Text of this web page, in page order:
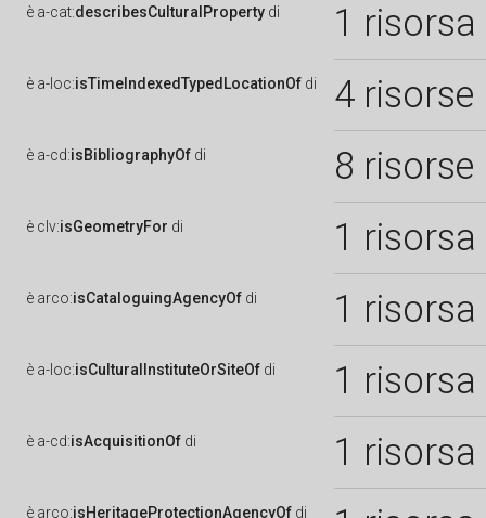
è a-cat:describesCulturalProperty di 1 risorsa
è a-loc:isTimeIndexedTypedLocationOf di 4 risorse
è a-cd:isBibliographyOf di 8 risorse
è clv:isGeometryFor di 1 risorsa
è arco:isCataloguingAgencyOf di 1 risorsa
è a-loc:isCulturalInstituteOrSiteOf di 1 risorsa
è a-cd:isAcquisitionOf di 1 risorsa
è arco:isHeritageProtectionAgencyOf di